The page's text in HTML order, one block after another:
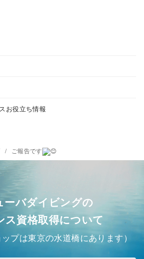
お役立ち情報
ご報告です
ーバダイビングの
ス資格取得について
ップは東京の水道橋にあります）